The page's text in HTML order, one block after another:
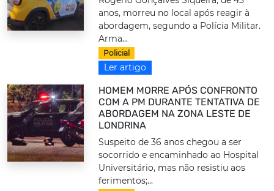
anos, morreu no local após reagir à
abordagem, segundo a Polícia Militar.
Arma...
Policial
Ler artigo
HOMEM MORRE APÓS CONFRONTO
COM A PM DURANTE TENTATIVA DE
ABORDAGEM NA ZONA LESTE DE
LONDRINA
Suspeito de 36 anos chegou a ser
socorrido e encaminhado ao Hospital
Universitário, mas não resistiu aos
ferimentos;...